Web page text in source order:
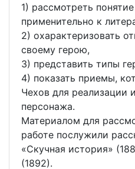
1) рассмотреть
применительно к
2) охарактеризовать
своему герою,
3) представить типы
4) показать приемы,
Чехов для реализации
персонажа.
Материалом для
работе послужили
«Скучная история»
(1892).